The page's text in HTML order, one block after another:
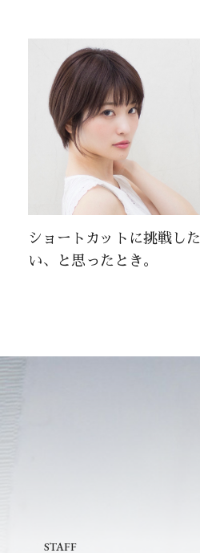
ショートカットに挑戦した
い、と思ったとき。
STAFF